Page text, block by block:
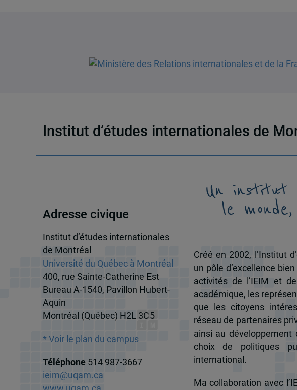
Institut d’études internationales de
Adresse civique
Institut d’études internationales
de Montréal
Université du Québec à Montréal
400, rue Sainte-Catherine Est
Bureau A-1540, Pavillon Hubert-
Aquin
Montréal (Québec) H2L 3C5
* Voir le plan du campus
Téléphone 514 987-3667
ieim@uqam.ca
Un institut
le
Créé en 2002, l’Institut
un pôle d’excellence
activités de l’IEIM et
académique, les
que les citoyens
réseau de partenaires
ainsi au
choix de politiques
international.
Ma collaboration avec